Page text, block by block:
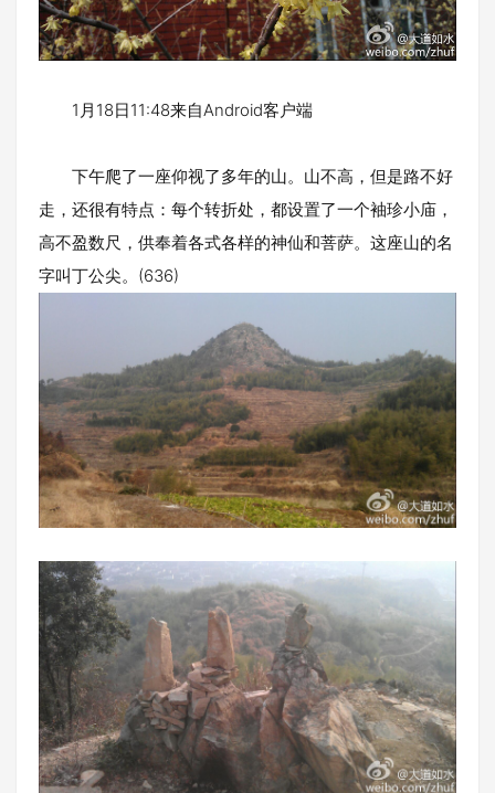
1月18日11:48来自Android客户端
下午爬了一座仰视了多年的山。山不高，但是路不好
走，还很有特点：每个转折处，都设置了一个袖珍小庙，
高不盈数尺，供奉着各式各样的神仙和菩萨。这座山的名
字叫丁公尖。(636)